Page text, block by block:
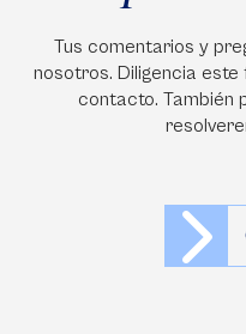
Tus comentarios y
nosotros. Diligencia
contacto. También